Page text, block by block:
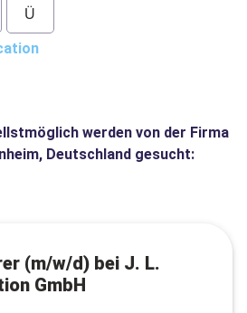
Ü
werden von der Firma
Deutschland gesucht:
(m/w/d) bei J. L.
GmbH